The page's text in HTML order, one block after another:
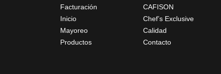
Facturación
Inicio
Mayoreo
Productos
CAFISON
Chef’s Exclusive
Calidad
Contacto